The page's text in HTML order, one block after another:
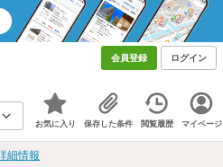
会員登録 ログイン
お気に入り 保存した条件 閲覧履歴 マイページ
細情報